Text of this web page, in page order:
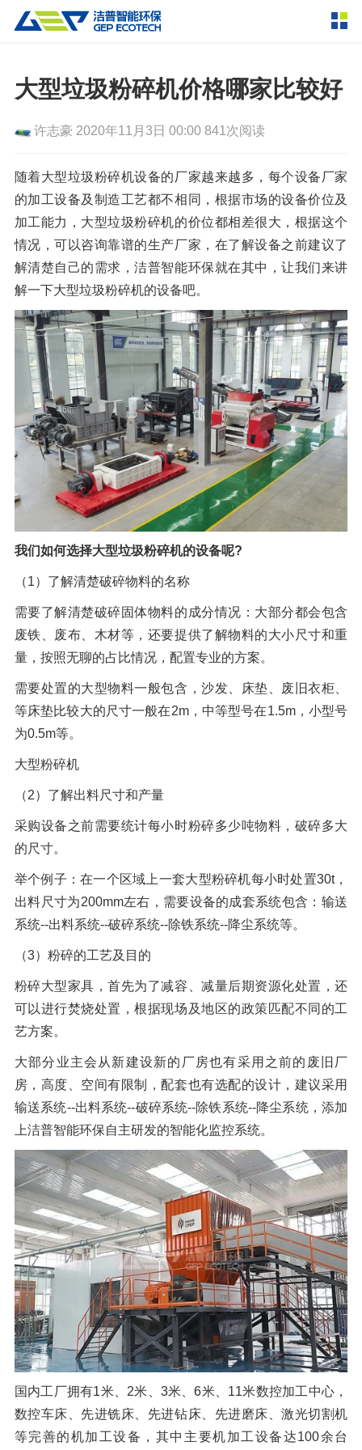
双轴撕碎机 单轴撕碎机
四轴撕碎机 液压粗碎机
垃圾破袋机 移动式撕碎站
粉碎设备
环锤式粉碎机 鼓式粉碎机
轮胎钢丝分离机 通用型粉碎机
破碎设备
反击式破碎机 颚式破碎机
重型锤式破碎机 移动式破碎站
挤压成型设备
液压打包机
成套机组
封闭式破碎系统 废轮胎热解系统
橡胶破胶机组
分选分离设备
风选机 滚筒筛
磁选机 涡电流分选机
脉冲除尘器 轮胎抽丝机
解决方案
服务支持
新闻资讯
走进洁普
联系我们
大型垃圾粉碎机价格哪家比较好
许志豪 2020年11月3日 00:00 841次阅读
随着大型垃圾粉碎机设备的厂家越来越多，每个设备厂家
的加工设备及制造工艺都不相同，根据市场的设备价位及
加工能力，大型垃圾粉碎机的价位都相差很大，根据这个
情况，可以咨询靠谱的生产厂家，在了解设备之前建议了
解清楚自己的需求，洁普智能环保就在其中，让我们来讲
解一下大型垃圾粉碎机的设备吧。
我们如何选择大型垃圾粉碎机的设备呢?
（1）了解清楚破碎物料的名称
需要了解清楚破碎固体物料的成分情况：大部分都会包含
废铁、废布、木材等，还要提供了解物料的大小尺寸和重
量，按照无聊的占比情况，配置专业的方案。
需要处置的大型物料一般包含，沙发、床垫、废旧衣柜、
等床垫比较大的尺寸一般在2m，中等型号在1.5m，小型号
为0.5m等。
大型粉碎机
（2）了解出料尺寸和产量
采购设备之前需要统计每小时粉碎多少吨物料，破碎多大
的尺寸。
举个例子：在一个区域上一套大型粉碎机每小时处置30t，
出料尺寸为200mm左右，需要设备的成套系统包含：输送
系统--出料系统--破碎系统--除铁系统--降尘系统等。
（3）粉碎的工艺及目的
粉碎大型家具，首先为了减容、减量后期资源化处置，还
可以进行焚烧处置，根据现场及地区的政策匹配不同的工
艺方案。
大部分业主会从新建设新的厂房也有采用之前的废旧厂
房，高度、空间有限制，配套也有选配的设计，建议采用
输送系统--出料系统--破碎系统--除铁系统--降尘系统，添加
上洁普智能环保自主研发的智能化监控系统。
国内工厂拥有1米、2米、3米、6米、11米数控加工中心，
数控车床、先进铣床、先进钻床、先进磨床、激光切割机
等完善的机加工设备，其中主要机加工设备达100余台